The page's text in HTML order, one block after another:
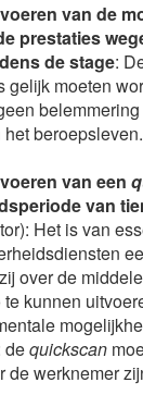
van de
prestaties
de stage:
gelijk moeten
beroepsleven.
van een
van
Het is van
over de
kunnen
dequickscan
de werknemer